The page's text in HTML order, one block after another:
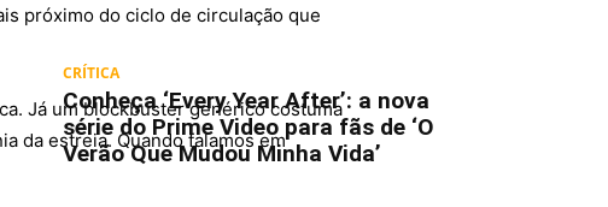
próximo do ciclo de circulação que
Já um blockbuster genérico costuma
da estreia. Quando falamos em
CRÍTICA
Conheça ‘Every Year After’: a nova
série do Prime Video para fãs de ‘O
Verão Que Mudou Minha Vida’